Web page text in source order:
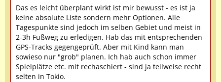
Das es leicht überplant wirkt ist mir bewusst - es ist ja
keine absolute Liste sondern mehr Optionen. Alle
Tagespunkte sind jedoch im selben Gebiet und meist in
2-3h Fußweg zu erledigen. Hab das mit entsprechenden
GPS-Tracks gegengeprüft. Aber mit Kind kann man
sowieso nur "grob" planen. Ich hab auch schon immer
Spielplätze etc. mit rechaschiert - sind ja teilweise recht
selten in Tokio.